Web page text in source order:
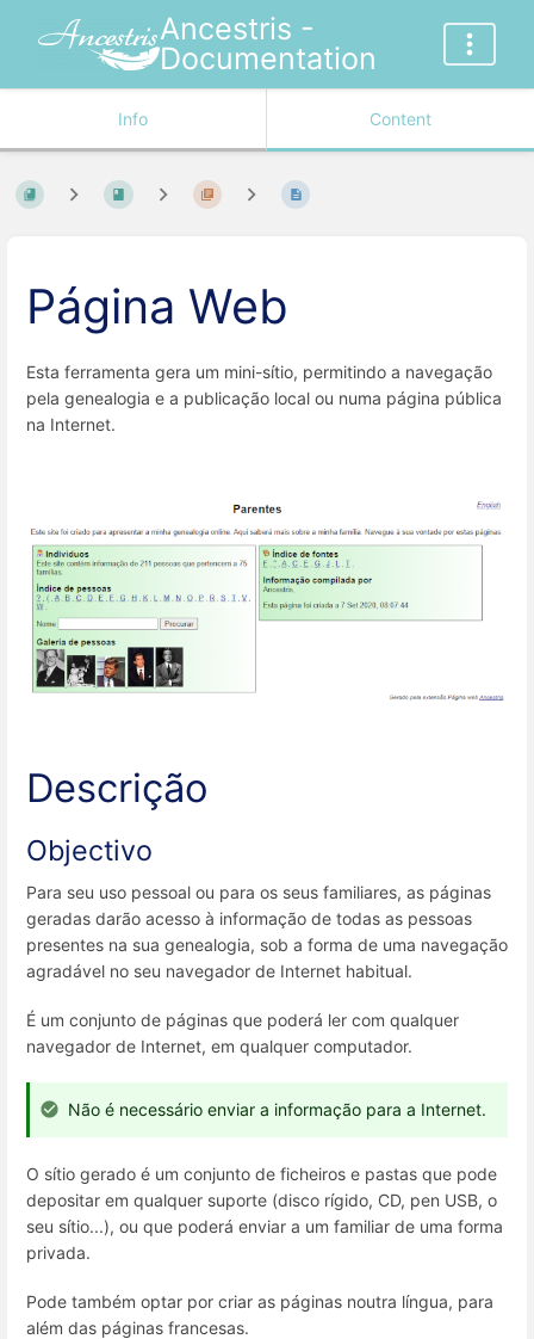
Ancestris -
Documentation
Info Content
Página Web
Esta ferramenta gera um mini-sítio, permitindo a navegação
pela genealogia e a publicação local ou numa página pública
na Internet.
Descrição
Objectivo
Para seu uso pessoal ou para os seus familiares, as páginas
geradas darão acesso à informação de todas as pessoas
presentes na sua genealogia, sob a forma de uma navegação
agradável no seu navegador de Internet habitual.
É um conjunto de páginas que poderá ler com qualquer
navegador de Internet, em qualquer computador.
Não é necessário enviar a informação para a Internet.
O sítio gerado é um conjunto de ficheiros e pastas que pode
depositar em qualquer suporte (disco rígido, CD, pen USB, o
seu sítio...), ou que poderá enviar a um familiar de uma forma
privada.
Pode também optar por criar as páginas noutra língua, para
além das páginas francesas.